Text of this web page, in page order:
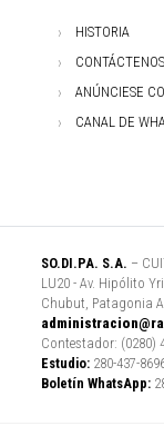
HISTORIA
CONTÁCTENOS
ANÚNCIESE
CANAL DE
SO.DI.PA. S.A. –
LU20 - Av. Hipólito
Chubut, Patagonia
Contestador: (0280)
Estudio: 280-437-
Boletín WhatsApp: